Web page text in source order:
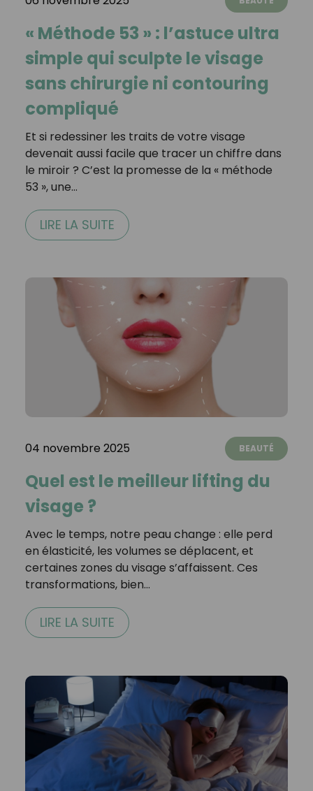
« Méthode 53 » : l’astuce ultra
simple qui sculpte le visage
sans chirurgie ni contouring
compliqué
Et si redessiner les traits de votre visage
devenait aussi facile que tracer un chiffre dans
le miroir ? C’est la promesse de la « méthode
53 », une…
LIRE LA SUITE
04 novembre 2025 BEAUTÉ
Quel est le meilleur lifting du
visage ?
Avec le temps, notre peau change : elle perd
en élasticité, les volumes se déplacent, et
certaines zones du visage s’affaissent. Ces
transformations, bien…
LIRE LA SUITE